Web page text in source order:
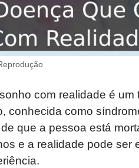
com realidade é um
conhecida como
que a pessoa está
e a realidade pode ser